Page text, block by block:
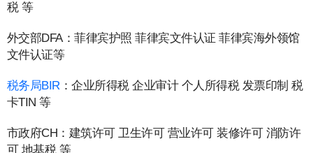
税 等
外交部DFA：菲律宾护照 菲律宾文件认证 菲律宾海外领馆
文件认证等
税务局BIR ：企业所得税 企业审计 个人所得税 发票印制 税
卡TIN 等
市政府CH：建筑许可 卫生许可 营业许可 装修许可 消防许
可 地基税 等